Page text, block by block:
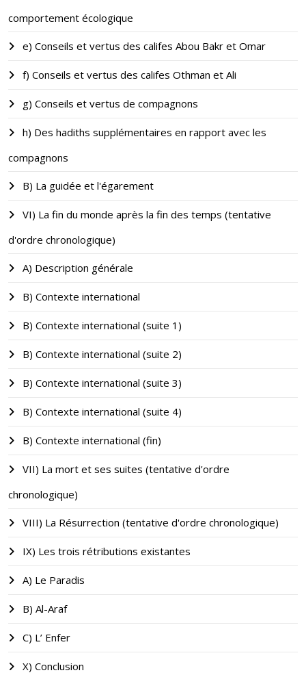
comportement écologique
e) Conseils et vertus des califes Abou Bakr et Omar
f) Conseils et vertus des califes Othman et Ali
g) Conseils et vertus de compagnons
h) Des hadiths supplémentaires en rapport avec les
compagnons
B) La guidée et l'égarement
VI) La fin du monde après la fin des temps (tentative
d'ordre chronologique)
A) Description générale
B) Contexte international
B) Contexte international (suite 1)
B) Contexte international (suite 2)
B) Contexte international (suite 3)
B) Contexte international (suite 4)
B) Contexte international (fin)
VII) La mort et ses suites (tentative d'ordre
chronologique)
VIII) La Résurrection (tentative d'ordre chronologique)
IX) Les trois rétributions existantes
A) Le Paradis
B) Al-Araf
C) L’ Enfer
X) Conclusion